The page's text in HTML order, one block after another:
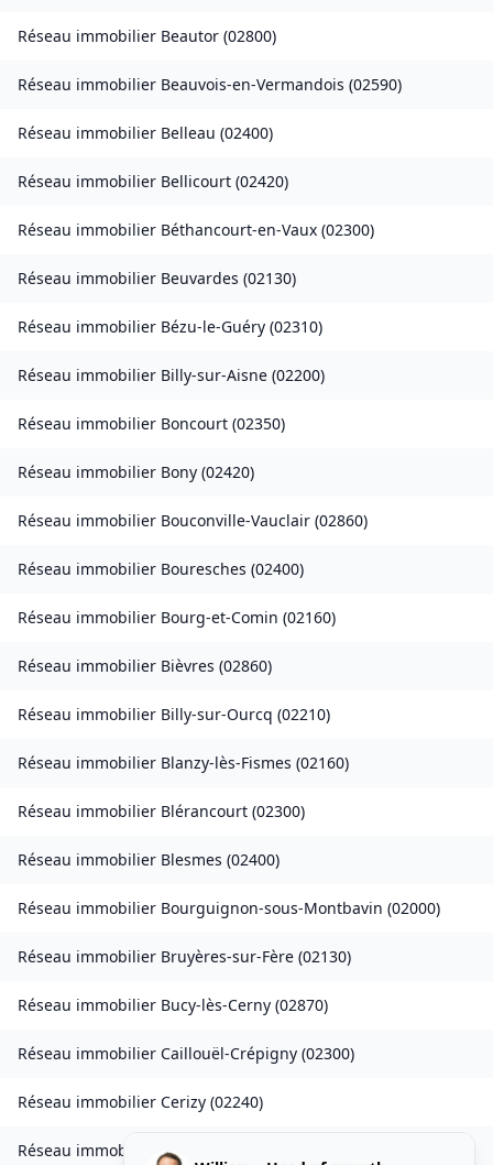
Réseau immobilier Beautor (02800)
Réseau immobilier Beauvois-en-Vermandois (02590)
Réseau immobilier Belleau (02400)
Réseau immobilier Bellicourt (02420)
Réseau immobilier Béthancourt-en-Vaux (02300)
Réseau immobilier Beuvardes (02130)
Réseau immobilier Bézu-le-Guéry (02310)
Réseau immobilier Billy-sur-Aisne (02200)
Réseau immobilier Boncourt (02350)
Réseau immobilier Bony (02420)
Réseau immobilier Bouconville-Vauclair (02860)
Réseau immobilier Bouresches (02400)
Réseau immobilier Bourg-et-Comin (02160)
Réseau immobilier Bièvres (02860)
Réseau immobilier Billy-sur-Ourcq (02210)
Réseau immobilier Blanzy-lès-Fismes (02160)
Réseau immobilier Blérancourt (02300)
Réseau immobilier Blesmes (02400)
Réseau immobilier Bourguignon-sous-Montbavin (02000)
Réseau immobilier Bruyères-sur-Fère (02130)
Réseau immobilier Bucy-lès-Cerny (02870)
Réseau immobilier Caillouël-Crépigny (02300)
Réseau immobilier Cerizy (02240)
Réseau immobilierCessières-Suzy